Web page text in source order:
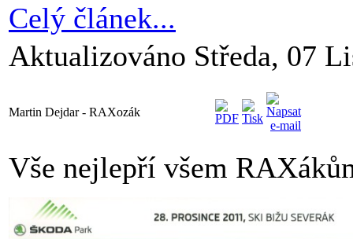
Celý článek...
Aktualizováno Středa, 07
Martin Dejdar - RAXozák
Vše nejlepří všem